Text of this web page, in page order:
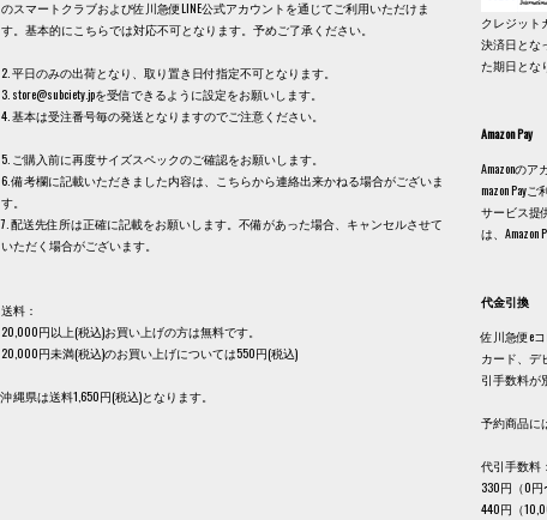
のスマートクラブおよび佐川急便LINE公式アカウントを通じてご利用いただけま
す。基本的にこちらでは対応不可となります。予めご了承ください。
2. 平日のみの出荷となり、取り置き日付指定不可となります。
3. store@subciety.jpを受信できるように設定をお願いします。
4. 基本は受注番号毎の発送となりますのでご注意ください。
5. ご購入前に再度サイズスペックのご確認をお願いします。
6. 備考欄に記載いただきました内容は、こちらから連絡出来かねる場合がございま
す。
7. 配送先住所は正確に記載をお願いします。不備があった場合、キャンセルさせて
いただく場合がございます。
送料：
20,000円以上(税込)お買い上げの方は無料です。
20,000円未満(税込)のお買い上げについては550円(税込)
沖縄県は送料1,650円(税込)となります。
クレジット
決済日とな
た期日とな
Amazon Pay
Amazonの
mazon Pay
サービス提
は、
代金引換
佐川急便e
カード、デ
引手数料が
予約商品に
代引手数料：
330円（0円
440円（